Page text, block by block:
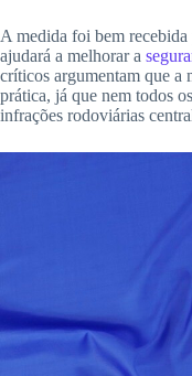
A medida foi bem recebida
ajudará a melhorar a
críticos argumentam que a
prática, já que nem todos
infrações rodoviárias